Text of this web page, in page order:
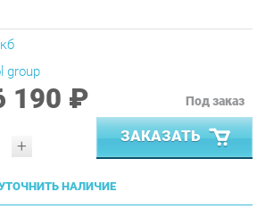
₽
+
ЗАКАЗАТЬ
НАЛИЧИЕ
ЗАМЕРЩИКА